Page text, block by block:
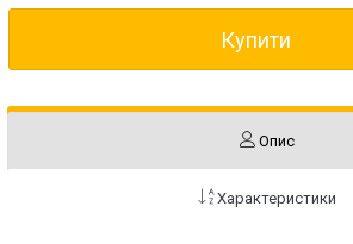
Купити
Опис
Характеристики